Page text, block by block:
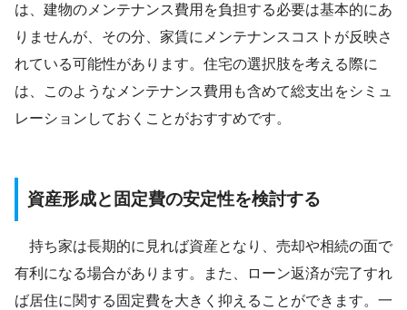
は、建物のメンテナンス費用を負担する必要は基本的にあ
りませんが、その分、家賃にメンテナンスコストが反映さ
れている可能性があります。住宅の選択肢を考える際に
は、このようなメンテナンス費用も含めて総支出をシミュ
レーションしておくことがおすすめです。
資産形成と固定費の安定性を検討する
持ち家は長期的に見れば資産となり、売却や相続の面で
有利になる場合があります。また、ローン返済が完了すれ
ば居住に関する固定費を大きく抑えることができます。一